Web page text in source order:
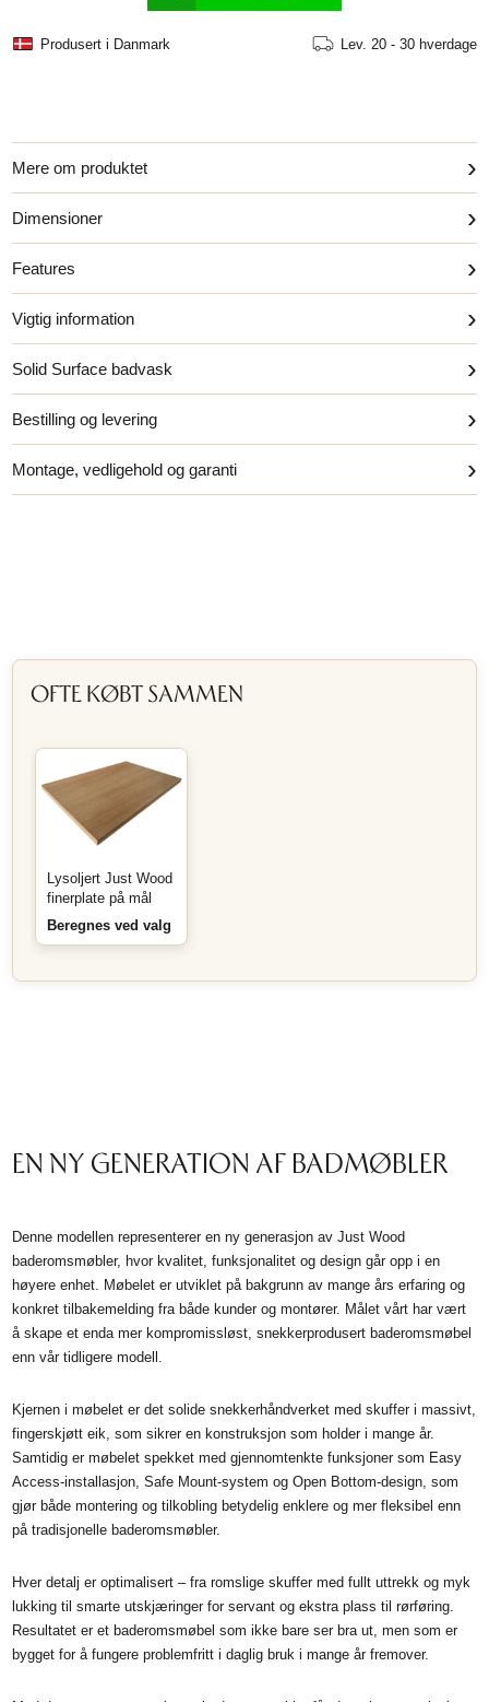
Produsert i Danmark Lev. 20 - 30 hverdage
Mere om produktet ›
Dimensioner ›
Features ›
Vigtig information ›
Solid Surface badvask ›
Bestilling og levering ›
Montage, vedligehold og garanti ›
OFTE KØBT SAMMEN
Lysoljert Just Wood
finerplate på mål
Beregnes ved valg
EN NY GENERATION AF BADMØBLER
Denne modellen representerer en ny generasjon av Just Wood
baderomsmøbler, hvor kvalitet, funksjonalitet og design går opp i en
høyere enhet. Møbelet er utviklet på bakgrunn av mange års erfaring og
konkret tilbakemelding fra både kunder og montører. Målet vårt har vært
å skape et enda mer kompromissløst, snekkerprodusert baderomsmøbel
enn vår tidligere modell.
Kjernen i møbelet er det solide snekkerhåndverket med skuffer i massivt,
fingerskjøtt eik, som sikrer en konstruksjon som holder i mange år.
Samtidig er møbelet spekket med gjennomtenkte funksjoner som Easy
Access-installasjon, Safe Mount-system og Open Bottom-design, som
gjør både montering og tilkobling betydelig enklere og mer fleksibel enn
på tradisjonelle baderomsmøbler.
Hver detalj er optimalisert – fra romslige skuffer med fullt uttrekk og myk
lukking til smarte utskjæringer for servant og ekstra plass til rørføring.
Resultatet er et baderomsmøbel som ikke bare ser bra ut, men som er
bygget for å fungere problemfritt i daglig bruk i mange år fremover.